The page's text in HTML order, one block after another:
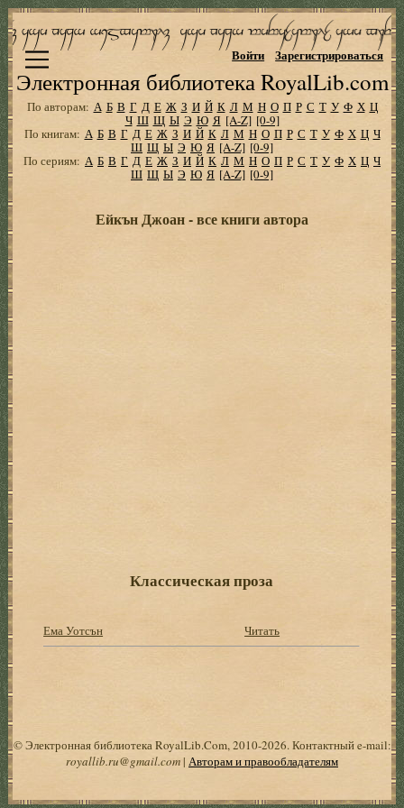
Электронная библиотека RoyalLib.com
Войти Зарегистрироваться
По авторам: А Б В Г Д Е Ж З И Й К Л М Н О П Р С Т У Ф Х Ц
Ч Ш Щ Ы Э Ю Я [A-Z] [0-9]
По книгам: А Б В Г Д Е Ж З И Й К Л М Н О П Р С Т У Ф Х Ц Ч
Ш Щ Ы Э Ю Я [A-Z] [0-9]
По сериям: А Б В Г Д Е Ж З И Й К Л М Н О П Р С Т У Ф Х Ц Ч
Ш Щ Ы Э Ю Я [A-Z] [0-9]
Ейкън Джоан - все книги автора
Классическая проза
Ема Уотсън Читать
© Электронная библиотека RoyalLib.Com, 2010-2026. Контактный e-mail:
royallib.ru@gmail.com| Авторам и правообладателям